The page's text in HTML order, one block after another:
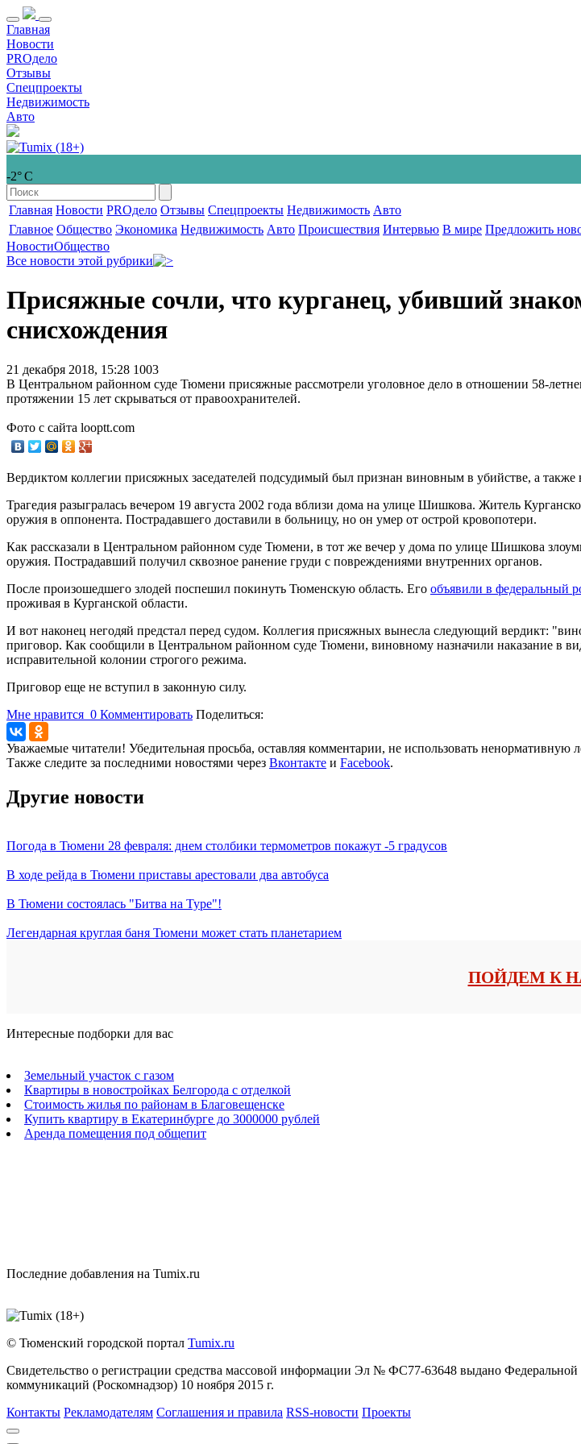
Главная
Новости
PROдело
Отзывы
Спецпроекты
Недвижимость
Авто
-2° С
Главная Новости PROдело Отзывы Спецпроекты Недвижимость Авто
Главное Общество Экономика Недвижимость Авто Происшествия Интервью В мире Предложить
НовостиОбщество
Все новости этой рубрики
Присяжные сочли, что курганец, убивший
снисхождения
21 декабря 2018, 15:28 1003
В Центральном районном суде Тюмени присяжные рассмотрели уголовное дело в отношении 58-
протяжении 15 лет скрываться от правоохранителей.
Фото с сайта looptt.com
Вердиктом коллегии присяжных заседателей подсудимый был признан виновным в убийстве, а
Трагедия разыгралась вечером 19 августа 2002 года вблизи дома на улице Шишкова. Житель
оружия в оппонента. Пострадавшего доставили в больницу, но он умер от острой кровопотери.
Как рассказали в Центральном районном суде Тюмени, в тот же вечер у дома по улице Шишкова
оружия. Пострадавший получил сквозное ранение груди с повреждениями внутренних органов.
После произошедшего злодей поспешил покинуть Тюменскую область. Его объявили в федеральный
проживая в Курганской области.
И вот наконец негодяй предстал перед судом. Коллегия присяжных вынесла следующий вердикт:
приговор. Как сообщили в Центральном районном суде Тюмени, виновному назначили наказание в
исправительной колонии строгого режима.
Приговор еще не вступил в законную силу.
Мне нравится 0 Комментировать Поделиться:
Уважаемые читатели! Убедительная просьба, оставляя комментарии, не использовать
Также следите за последними новостями через Вконтакте и Facebook.
Другие новости
Погода в Тюмени 28 февраля: днем столбики термометров покажут -5 градусов
В ходе рейда в Тюмени приставы арестовали два автобуса
В Тюмени состоялась "Битва на Туре"!
Легендарная круглая баня Тюмени может стать планетарием
ПОЙДЕМ К
Интересные подборки для вас
Земельный участок с газом
Квартиры в новостройках Белгорода с отделкой
Стоимость жилья по районам в Благовещенске
Купить квартиру в Екатеринбурге до 3000000 рублей
Аренда помещения под общепит
Последние добавления на Tumix.ru
© Тюменский городской портал Tumix.ru
Свидетельство о регистрации средства массовой информации Эл № ФС77-63648 выдано
коммуникаций (Роскомнадзор) 10 ноября 2015 г.
Контакты Рекламодателям Соглашения и правила RSS-новости Проекты